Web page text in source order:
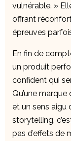
vulnérable. »
offrant
épreuves
En fin de
un produit
confident qui
Qu’une
et un sens aigu
storytelling,
pas d’effets de